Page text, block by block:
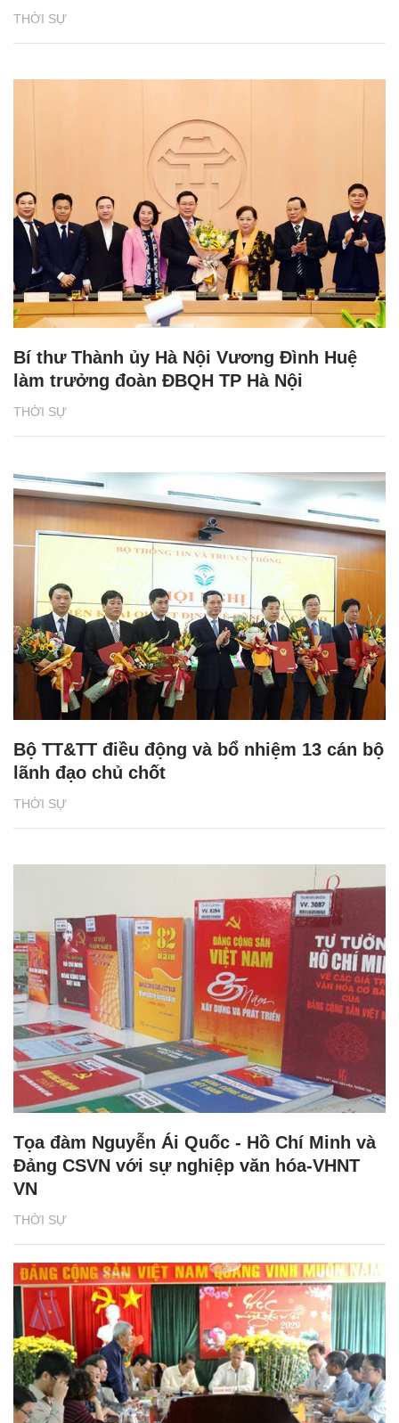
THỜI SỰ
THỜI SỰ
Bí thư Thành ủy Hà Nội Vương Đình Huệ
làm trưởng đoàn ĐBQH TP Hà Nội
THỜI SỰ
Bộ TT&TT điều động và bổ nhiệm 13 cán bộ
lãnh đạo chủ chốt
THỜI SỰ
Tọa đàm Nguyễn Ái Quốc - Hồ Chí Minh và
Đảng CSVN với sự nghiệp văn hóa-VHNT
VN